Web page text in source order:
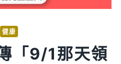
健康
「9/1那天領